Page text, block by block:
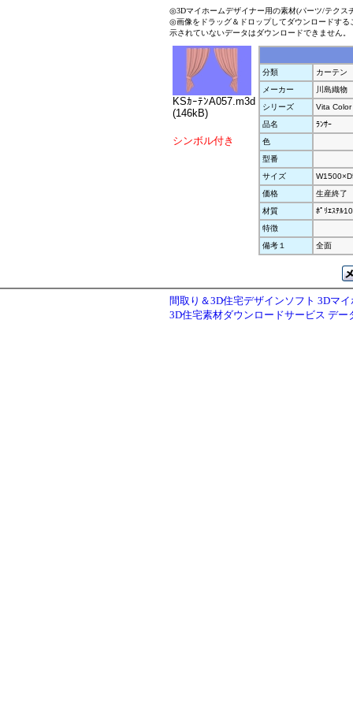
◎3Dマイホームデザイナー用の素材(パーツ/テクス
◎画像をドラッグ＆ドロップしてダウンロードす
示されていないデータはダウンロードできません。
KSｶｰﾃﾝA057.m3d
(146kB)
シンボル付き
分類
カーテン
メーカー
川島織物
シリーズ
Vita Color
品名
ﾗﾝｻｰ
色
型番
サイズ
価格
生産終了
材質
ﾎﾟﾘｴｽﾃﾙ
特徴
備考１
全面
間取り＆3D住宅デザインソフト 3Dマ
3D住宅素材ダウンロードサービス デー